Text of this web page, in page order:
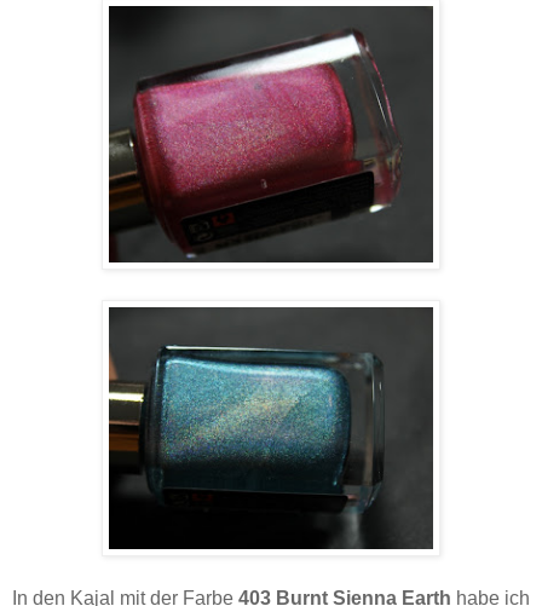
In den Kajal mit der Farbe 403 Burnt Sienna Earth habe ich